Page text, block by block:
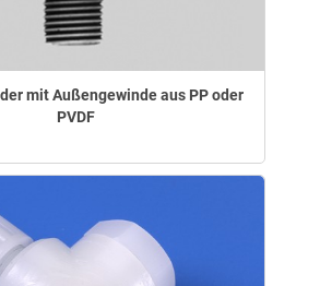
mit Außengewinde aus PP oder
PVDF